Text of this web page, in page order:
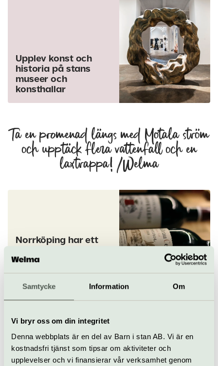
Samtycke Information Om
Vi bryr oss om din integritet
Denna webbplats är en del av Barn i stan AB. Vi är en
kostnadsfri tjänst som tipsar om aktiviteter och
upplevelser och vi finansierar vår verksamhet genom
Upplev konst och
historia på stans
museer och
konsthallar
Ta en promenad längs med Motala ström
och upptäck flera vattenfall och en
laxtrappa! /Welma
Norrköping har ett
restaurangutbud där
det finns något för
alla!
Upplev verk av både